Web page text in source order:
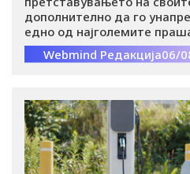
-
i
c
o
дополнително да го
едно од најголемите
категорија производи, а
приватноста на
Webmind Редакција06/